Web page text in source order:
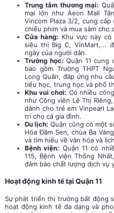
Trung tâm thương mại:
mại lớn như Aeon Mall
Vincom Plaza 3/2, cung
chiếu phim và mua sắm cho
Cửa hàng: Khu vực này
siêu thị Big C, VinMart,...
ngày của người dân.
Trường học: Quận 11 cung
bao gồm Trường THPT
Long Quân, đáp ứng nhu
tiểu học, trung học và phổ
Khu vui chơi: Có nhiều
như Công viên Lê Thị
dành cho trẻ em Vinpearl
trí cho cả gia đình.
Du lịch: Quận cũng có một
Hóa Đầm Sen, chùa Ba
và tìm hiểu về văn hóa và
Bệnh viện: Quận 11 có
115, Bệnh viện Thống
đảm bảo chất lượng dịch vụ
Hoạt động kinh tế tại Quận 11
Sự phát triển thị trường bất động
hoạt động kinh tế đa dạng và